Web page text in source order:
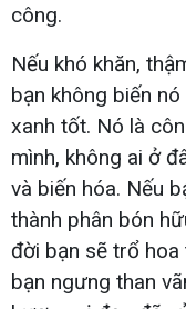
công.
Nếu khó khăn,
bạn không biến
xanh tốt. Nó là
mình, không ai ở
và biến hóa. Nếu
thành phân bón
đời bạn sẽ trổ hoa
bạn ngưng than